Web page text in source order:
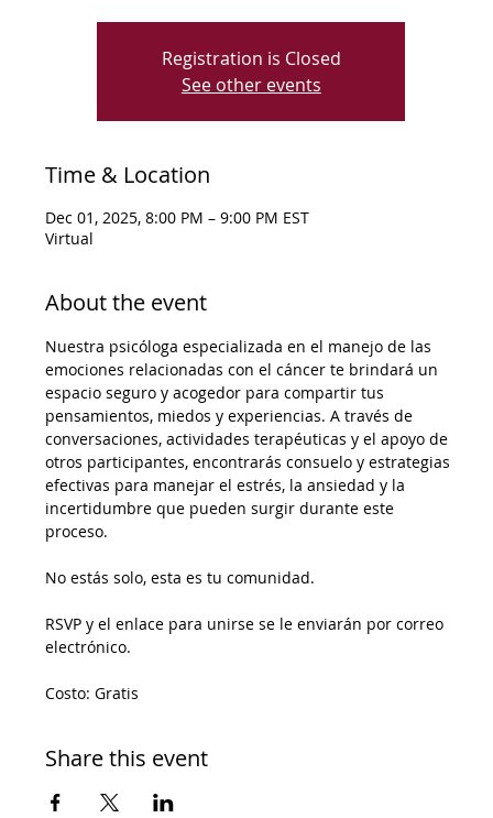
Registration is Closed
See other events
Time & Location
Dec 01, 2025, 8:00 PM – 9:00 PM EST
Virtual
About the event
Nuestra psicóloga especializada en el manejo de las
emociones relacionadas con el cáncer te brindará un
espacio seguro y acogedor para compartir tus
pensamientos, miedos y experiencias. A través de
conversaciones, actividades terapéuticas y el apoyo de
otros participantes, encontrarás consuelo y estrategias
efectivas para manejar el estrés, la ansiedad y la
incertidumbre que pueden surgir durante este
proceso.
No estás solo, esta es tu comunidad.
RSVP y el enlace para unirse se le enviarán por correo
electrónico.
Costo: Gratis
Share this event